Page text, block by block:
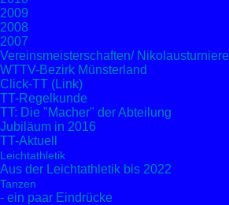
2009
2008
2007
Vereinsmeisterschaften/ Nikolausturniere
WTTV-Bezirk Münsterland
Click-TT (Link)
TT-Regelkunde
TT: Die "Macher" der Abteilung
Jubiläum in 2016
TT-Aktuell
Leichtathletik
Aus der Leichtathletik bis 2022
Tanzen
- ein paar Eindrücke